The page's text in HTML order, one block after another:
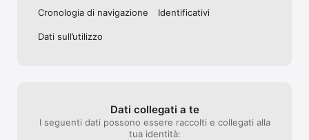
Cronologia di navigazione Identificativi
Dati sull’utilizzo
Dati collegati a te
I seguenti dati possono essere raccolti e collegati alla
tua identità: